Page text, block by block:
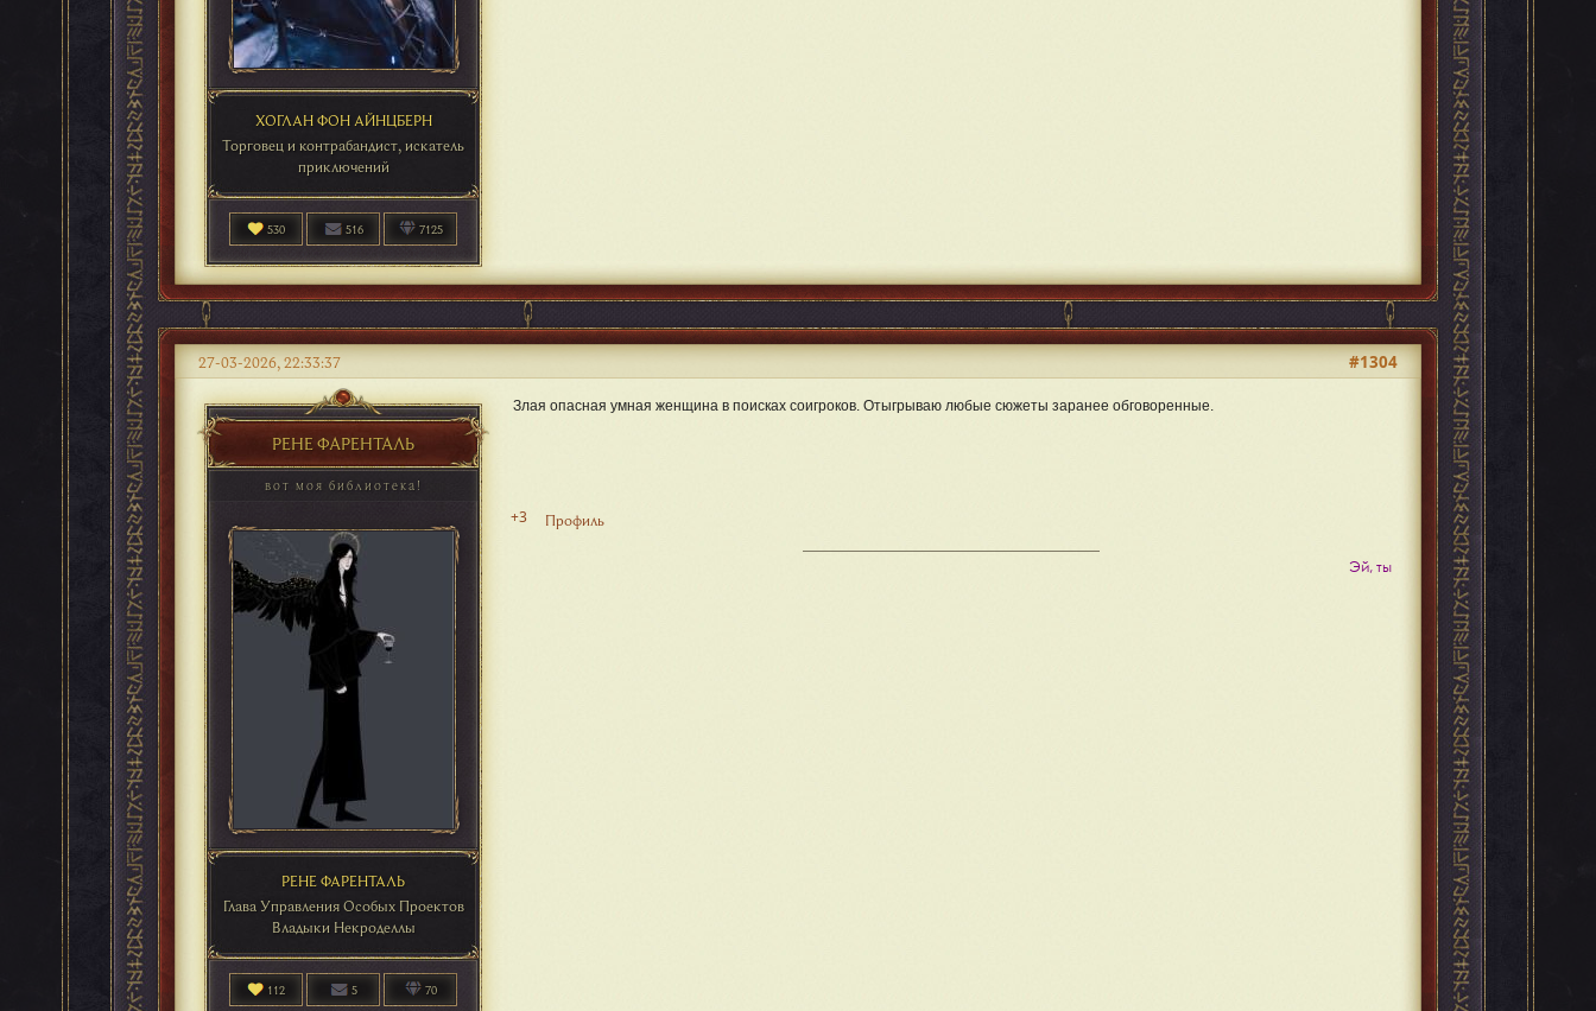
Торговец и контрабандист, искатель
приключений
ХОГЛАН ФОН АЙНЦБЕРН
530 516 7125
РЕНЕ ФАРЕНТАЛЬ
Глава Управления Особых Проектов
Владыки Некроделлы
РЕНЕ ФАРЕНТАЛЬ
112 5 70
вот моя библиотека!
#1304
27-03-2026, 22:33:37
Злая опасная умная женщина в поисках соигроков. Отыгрываю любые сюжеты заранее обговоренные.
+3 Профиль
Эй, ты